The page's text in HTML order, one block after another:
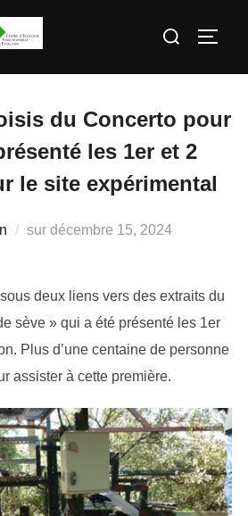
Rechercher :
du Concerto pour
les 1er et 2
le site expérimental
sur Publié
décembre 15, 2024
deux liens vers des extraits du
sève » qui a été présenté les 1er
Plus d’une centaine de personne
assister à cette première.